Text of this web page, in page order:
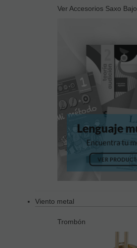
Ver Accesorios Saxo Bajo
Viento metal
Trombón